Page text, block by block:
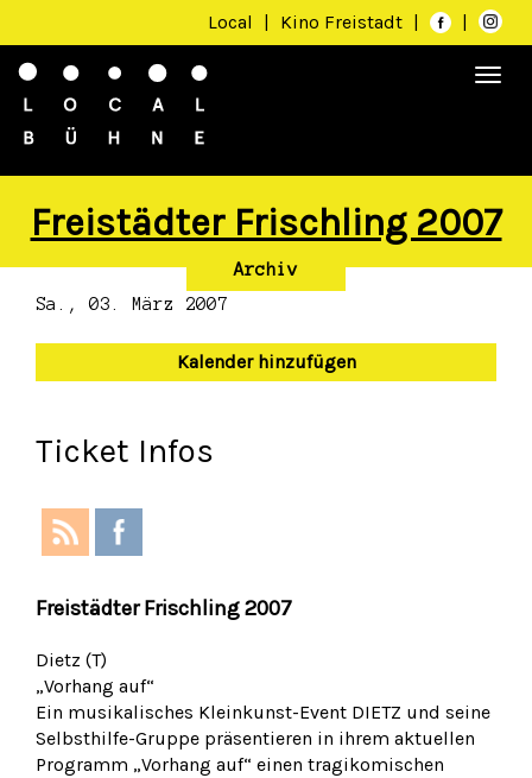
Local | Kino Freistadt | |
Freistädter Frischling 2007
Archiv
Sa., 03. März 2007
Kalender hinzufügen
Ticket Infos
Freistädter Frischling 2007
Dietz (T)
„Vorhang auf“
Ein musikalisches Kleinkunst-Event DIETZ und seine
Selbsthilfe-Gruppe präsentieren in ihrem aktuellen
Programm „Vorhang auf“ einen tragikomischen